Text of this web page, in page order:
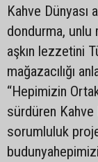
Kahve Dünyası
dondurma,
aşkın lezzetini
mağazacılığı
“Hepimizin
sürdüren Kahve
sorumluluk